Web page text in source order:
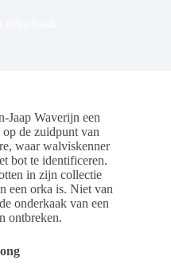
Jaap Waverijn een
de zuidpunt van
waar walviskenner
bot te identificeren.
in zijn collectie
een orka is. Niet van
onderkaak van een
ontbreken.